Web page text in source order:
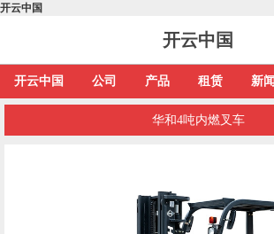
开云中国
开云中国
开云中国 公司 产品 租赁 新闻
华和4吨内燃叉车